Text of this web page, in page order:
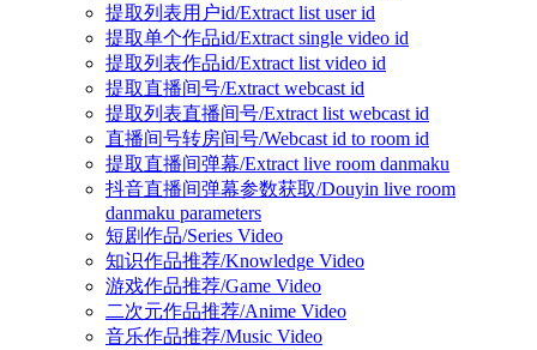
提取列表用户id/Extract list user id
提取单个作品id/Extract single video id
提取列表作品id/Extract list video id
提取直播间号/Extract webcast id
提取列表直播间号/Extract list webcast id
直播间号转房间号/Webcast id to room id
提取直播间弹幕/Extract live room danmaku
抖音直播间弹幕参数获取/Douyin live room
danmaku parameters
短剧作品/Series Video
知识作品推荐/Knowledge Video
游戏作品推荐/Game Video
二次元作品推荐/Anime Video
音乐作品推荐/Music Video